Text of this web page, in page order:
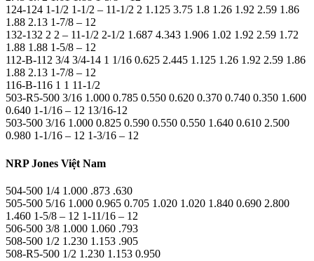
124-124 1-1/2 1-1/2 – 11-1/2 2 1.125 3.75 1.8 1.26 1.92 2.59 1.86
1.88 2.13 1-7/8 – 12
132-132 2 2 – 11-1/2 2-1/2 1.687 4.343 1.906 1.02 1.92 2.59 1.72
1.88 1.88 1-5/8 – 12
112-B-112 3/4 3/4-14 1 1/16 0.625 2.445 1.125 1.26 1.92 2.59 1.86
1.88 2.13 1-7/8 – 12
116-B-116 1 1 11-1/2
503-R5-500 3/16 1.000 0.785 0.550 0.620 0.370 0.740 0.350 1.600
0.640 1-1/16 – 12 13/16-12
503-500 3/16 1.000 0.825 0.590 0.550 0.550 1.640 0.610 2.500
0.980 1-1/16 – 12 1-3/16 – 12
NRP Jones Việt Nam
504-500 1/4 1.000 .873 .630
505-500 5/16 1.000 0.965 0.705 1.020 1.020 1.840 0.690 2.800
1.460 1-5/8 – 12 1-11/16 – 12
506-500 3/8 1.000 1.060 .793
508-500 1/2 1.230 1.153 .905
508-R5-500 1/2 1.230 1.153 0.950